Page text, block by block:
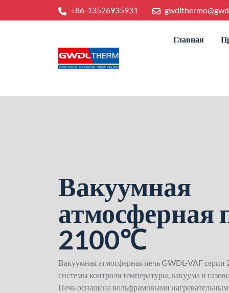
+86-13526935931
Главная
Вакуумная
атмосферная
2100℃
Вакуумная атмосферная печь GWDL-VAF
системы контроля температуры, вакуума и
Печь оснащена вольфрамовыми